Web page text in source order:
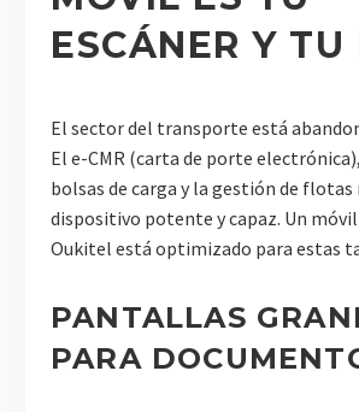
ESCÁNER Y TU
El sector del transporte está
El e-CMR (carta de porte
bolsas de carga y la gestión de flotas
dispositivo potente y capaz. Un
Oukitel está optimizado para estas
PANTALLAS
PARA